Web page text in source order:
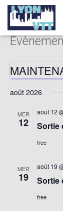
une
août 2026
MER
12
août 12
Sortie
free
MER
19
août 19
Sortie
free